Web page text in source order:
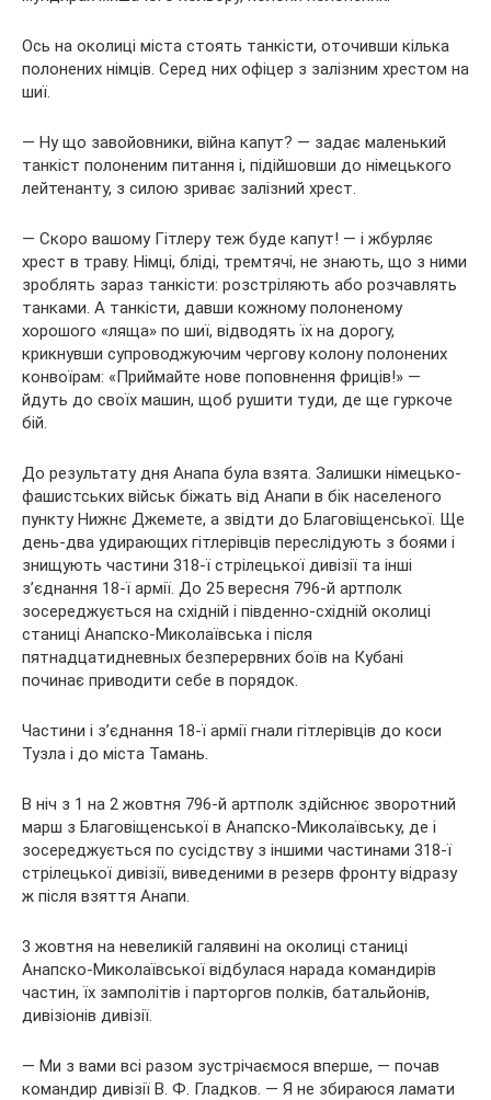
Ось на околиці міста стоять танкісти, оточивши кілька
полонених німців. Серед них офіцер з залізним хрестом на
шиї.
— Ну що завойовники, війна капут? — задає маленький
танкіст полоненим питання і, підійшовши до німецького
лейтенанту, з силою зриває залізний хрест.
— Скоро вашому Гітлеру теж буде капут! — і жбурляє
хрест в траву. Німці, бліді, тремтячі, не знають, що з ними
зроблять зараз танкісти: розстріляють або розчавлять
танками. А танкісти, давши кожному полоненому
хорошого «ляща» по шиї, відводять їх на дорогу,
крикнувши супроводжуючим чергову колону полонених
конвоїрам: «Приймайте нове поповнення фриців!» —
йдуть до своїх машин, щоб рушити туди, де ще гуркоче
бій.
До результату дня Анапа була взята. Залишки німецько-
фашистських військ біжать від Анапи в бік населеного
пункту Нижнє Джемете, а звідти до Благовіщенської. Ще
день-два удирающих гітлерівців переслідують з боями і
знищують частини 318-ї стрілецької дивізії та інші
з’єднання 18-ї армії. До 25 вересня 796-й артполк
зосереджується на східній і південно-східній околиці
станиці Анапско-Миколаївська і після
пятнадцатидневных безперервних боїв на Кубані
починає приводити себе в порядок.
Частини і з’єднання 18-ї армії гнали гітлерівців до коси
Тузла і до міста Тамань.
В ніч з 1 на 2 жовтня 796-й артполк здійснює зворотний
марш з Благовіщенської в Анапско-Миколаївську, де і
зосереджується по сусідству з іншими частинами 318-ї
стрілецької дивізії, виведеними в резерв фронту відразу
ж після взяття Анапи.
3 жовтня на невеликій галявині на околиці станиці
Анапско-Миколаївської відбулася нарада командирів
частин, їх замполітів і парторгов полків, батальйонів,
дивізіонів дивізії.
— Ми з вами всі разом зустрічаємося вперше, — почав
командир дивізії В. Ф. Гладков. — Я не збираюся ламати